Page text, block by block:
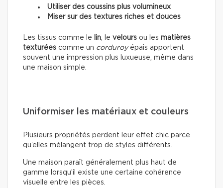
Utiliser des coussins plus volumineux
Miser sur des textures riches et douces
Les tissus comme le lin, le velours ou les matières
texturées comme un corduroyépais apportent
souvent une impression plus luxueuse, même dans
une maison simple.
Uniformiser les matériaux et couleurs
Plusieurs propriétés perdent leur effet chic parce
qu’elles mélangent trop de styles différents.
Une maison paraît généralement plus haut de
gamme lorsqu’il existe une certaine cohérence
visuelle entre les pièces.